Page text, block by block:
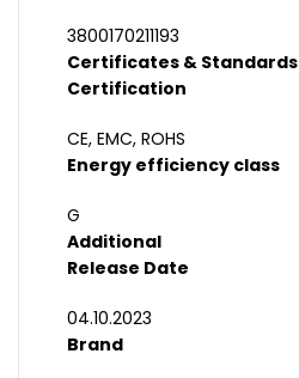
3800170211193
Certificates & Standards
Certification
CE, EMC, ROHS
Energy efficiency class
G
Additional
Release Date
04.10.2023
Brand